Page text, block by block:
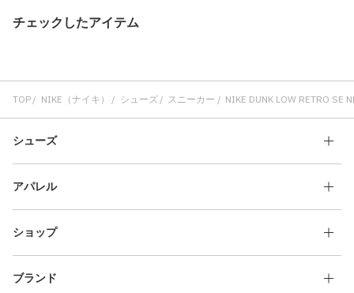
チェックしたアイテム
TOP NIKE（ナイキ） シューズ スニーカー NIKE DUNK LOW RETRO SE
シューズ
アパレル
ショップ
ブランド